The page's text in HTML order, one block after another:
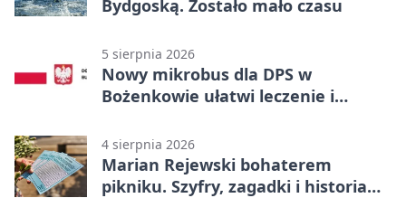
Bydgoską. Zostało mało czasu
5 sierpnia 2026
Nowy mikrobus dla DPS w
Bożenkowie ułatwi leczenie i
4 sierpnia 2026
Marian Rejewski bohaterem
pikniku. Szyfry, zagadki i historia